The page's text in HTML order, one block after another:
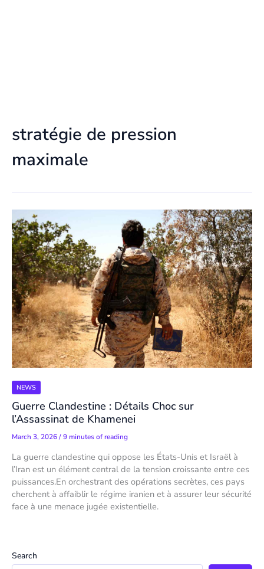
stratégie de pression
maximale
NEWS
Guerre Clandestine : Détails Choc sur
l’Assassinat de Khamenei
March 3, 2026/9 minutes of reading
La guerre clandestine qui oppose les États-Unis et Israël à
l’Iran est un élément central de la tension croissante entre ces
puissances.En orchestrant des opérations secrètes, ces pays
cherchent à affaiblir le régime iranien et à assurer leur sécurité
face à une menace jugée existentielle.
Search